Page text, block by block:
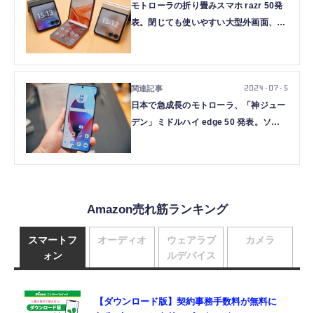
モトローラの折り畳みスマホ razr 50発
表。閉じても使いやすい大型外画面、お
日本で急成長のモトローラ、「神ジュー
デン」ミドルハイ edge 50 発表。ソフ
2024.07.5
Amazon売れ筋ランキング
スマートフ
ォン
【ダウンロード版】契約事務手数料が無料に
オーディオ
ウェアラブ
ルデバイス
カメラ